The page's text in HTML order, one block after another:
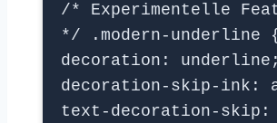
/* Experimentelle
*/ .modern-underline
decoration:
decoration-skip-ink:
text-decoration-skip: